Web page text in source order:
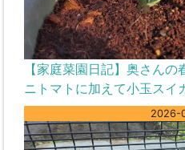
【家庭菜園日記】奥さん
ニトマトに加えて小玉スイ
2026-